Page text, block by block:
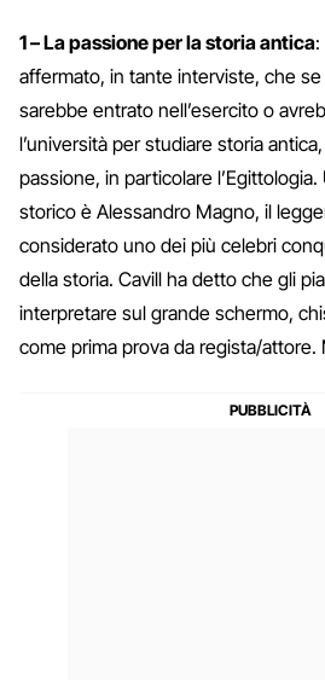
1 – La passione per la storia antica
affermato, in tante interviste, che
sarebbe entrato nell’esercito o
l’università per studiare storia
passione, in particolare
storico è Alessandro Magno, il
considerato uno dei più celebri
della storia. Cavill ha detto che gli
interpretare sul grande schermo,
come prima prova da regista/attore.